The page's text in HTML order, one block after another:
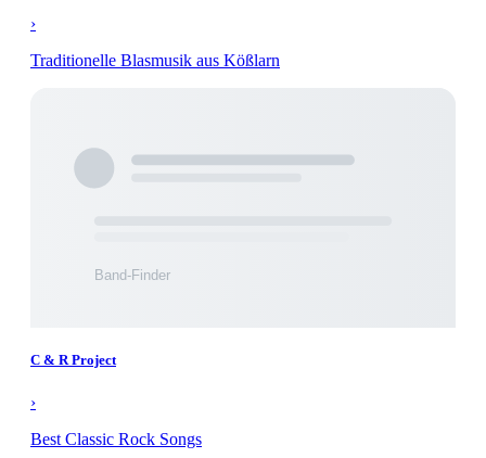
›
Traditionelle Blasmusik aus Kößlarn
C & R Project
›
Best Classic Rock Songs